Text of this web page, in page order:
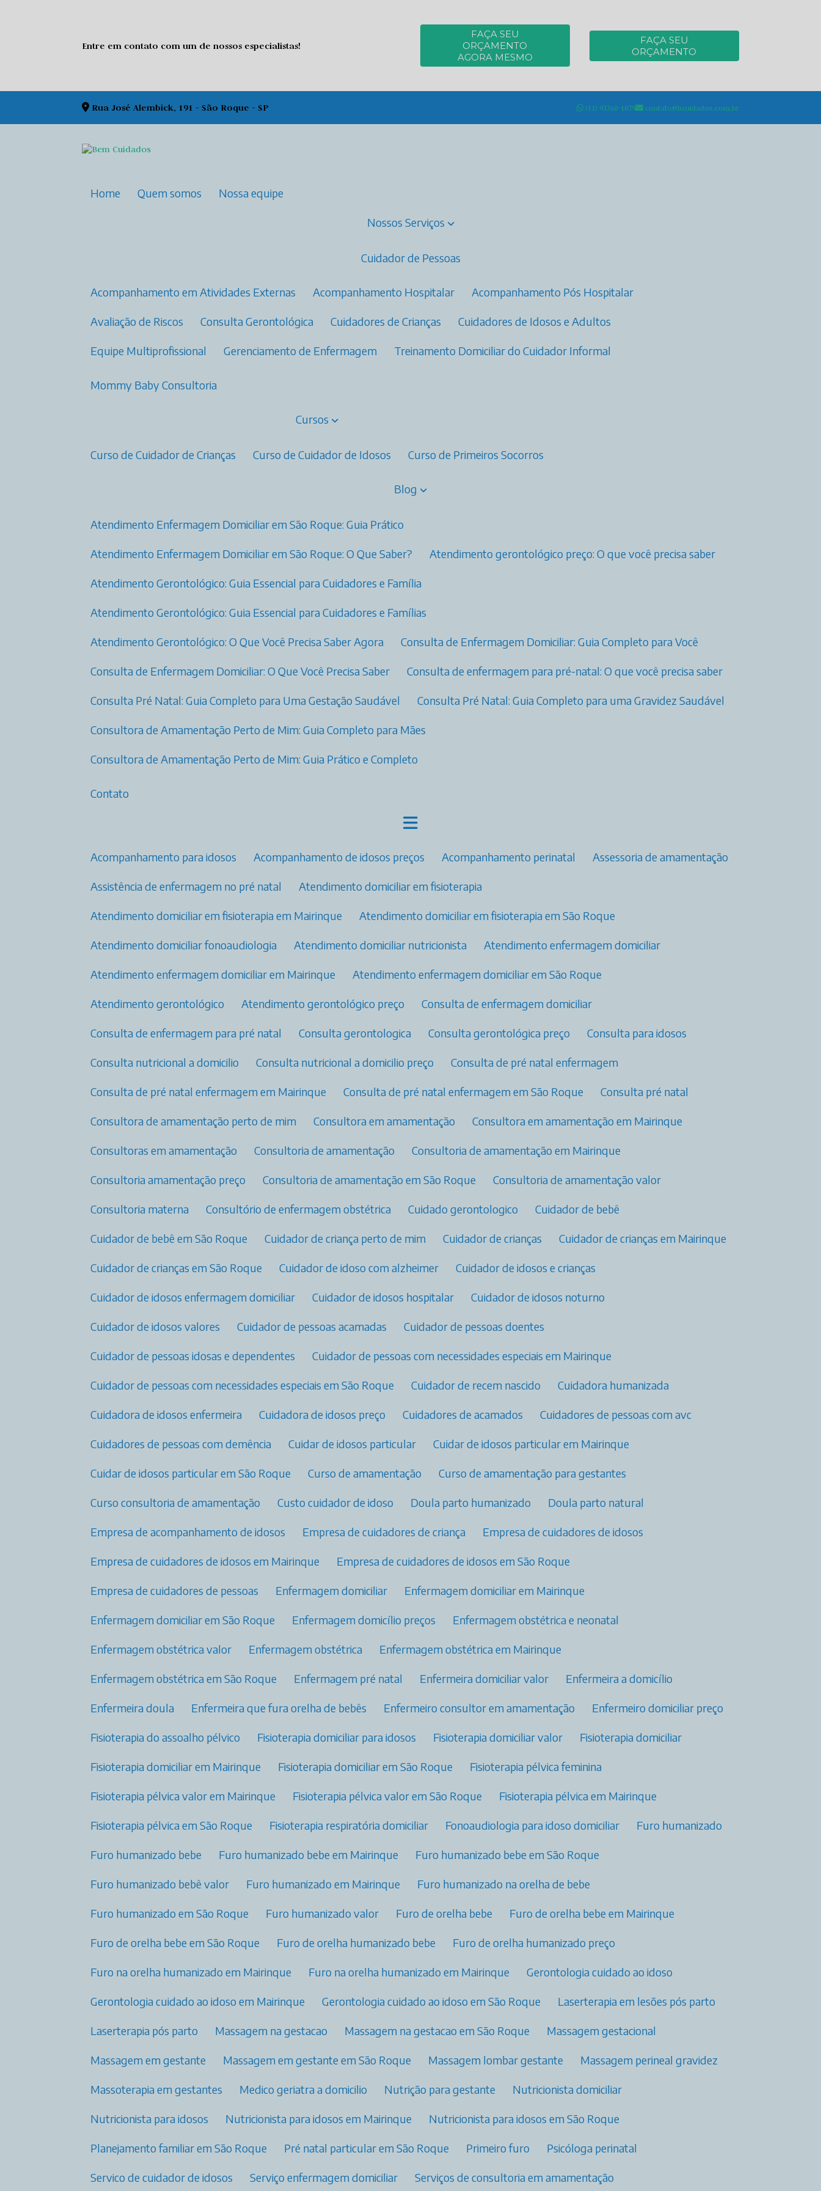
Entre em contato com um de nossos especialistas!
FAÇA SEU
ORÇAMENTO
AGORA MESMO
FAÇA SEU
ORÇAMENTO
Rua José Alembick, 191 - São Roque - SP (11) 93360-1079 contato@bcuidados.com.br
Home Quem somos Nossa equipe
Nossos Serviços
Cuidador de Pessoas
Acompanhamento em Atividades Externas Acompanhamento Hospitalar Acompanhamento Pós Hospitalar
Avaliação de Riscos Consulta Gerontológica Cuidadores de Crianças Cuidadores de Idosos e Adultos
Equipe Multiprofissional Gerenciamento de Enfermagem Treinamento Domiciliar do Cuidador Informal
Mommy Baby Consultoria
Cursos
Curso de Cuidador de Crianças Curso de Cuidador de Idosos Curso de Primeiros Socorros
Blog
Atendimento Enfermagem Domiciliar em São Roque: Guia Prático
Atendimento Enfermagem Domiciliar em São Roque: O Que Saber? Atendimento gerontológico preço: O que você precisa saber
Atendimento Gerontológico: Guia Essencial para Cuidadores e Família
Atendimento Gerontológico: Guia Essencial para Cuidadores e Famílias
Atendimento Gerontológico: O Que Você Precisa Saber Agora Consulta de Enfermagem Domiciliar: Guia Completo para Você
Consulta de Enfermagem Domiciliar: O Que Você Precisa Saber Consulta de enfermagem para pré-natal: O que você precisa saber
Consulta Pré Natal: Guia Completo para Uma Gestação Saudável Consulta Pré Natal: Guia Completo para uma Gravidez Saudável
Consultora de Amamentação Perto de Mim: Guia Completo para Mães
Consultora de Amamentação Perto de Mim: Guia Prático e Completo
Contato
Acompanhamento para idosos Acompanhamento de idosos preços Acompanhamento perinatal Assessoria de amamentação
Assistência de enfermagem no pré natal​ Atendimento domiciliar em fisioterapia
Atendimento domiciliar em fisioterapia em Mairinque Atendimento domiciliar em fisioterapia em São Roque
Atendimento domiciliar fonoaudiologia Atendimento domiciliar nutricionista Atendimento enfermagem domiciliar
Atendimento enfermagem domiciliar em Mairinque Atendimento enfermagem domiciliar em São Roque
Atendimento gerontológico Atendimento gerontológico preço Consulta de enfermagem domiciliar
Consulta de enfermagem para pré natal​ Consulta gerontologica Consulta gerontológica preço Consulta para idosos
Consulta nutricional a domicilio Consulta nutricional a domicilio preço Consulta de pré natal enfermagem​
Consulta de pré natal enfermagem​ em Mairinque Consulta de pré natal enfermagem​ em São Roque Consulta pré natal​
Consultora de amamentação perto de mim Consultora em amamentação​ Consultora em amamentação​ em Mairinque
Consultoras em amamentação​ Consultoria de amamentação Consultoria de amamentação em Mairinque
Consultoria amamentação preço Consultoria de amamentação em São Roque Consultoria de amamentação valor
Consultoria materna Consultório de enfermagem obstétrica​ Cuidado gerontologico Cuidador de bebê
Cuidador de bebê em São Roque Cuidador de criança perto de mim Cuidador de crianças Cuidador de crianças em Mairinque
Cuidador de crianças em São Roque Cuidador de idoso com alzheimer Cuidador de idosos e crianças
Cuidador de idosos enfermagem domiciliar Cuidador de idosos hospitalar Cuidador de idosos noturno
Cuidador de idosos valores Cuidador de pessoas acamadas Cuidador de pessoas doentes
Cuidador de pessoas idosas e dependentes Cuidador de pessoas com necessidades especiais em Mairinque
Cuidador de pessoas com necessidades especiais em São Roque Cuidador de recem nascido Cuidadora humanizada
Cuidadora de idosos enfermeira Cuidadora de idosos preço Cuidadores de acamados Cuidadores de pessoas com avc​
Cuidadores de pessoas com demência Cuidar de idosos particular Cuidar de idosos particular em Mairinque
Cuidar de idosos particular em São Roque Curso de amamentação Curso de amamentação para gestantes
Curso consultoria de amamentação Custo cuidador de idoso Doula parto humanizado Doula parto natural
Empresa de acompanhamento de idosos Empresa de cuidadores de criança Empresa de cuidadores de idosos
Empresa de cuidadores de idosos em Mairinque Empresa de cuidadores de idosos em São Roque
Empresa de cuidadores de pessoas Enfermagem domiciliar Enfermagem domiciliar em Mairinque
Enfermagem domiciliar em São Roque Enfermagem domicílio preços Enfermagem obstétrica e neonatal​
Enfermagem obstétrica valor​ Enfermagem obstétrica​ Enfermagem obstétrica​ em Mairinque
Enfermagem obstétrica​ em São Roque Enfermagem pré natal​ Enfermeira domiciliar valor Enfermeira a domicílio
Enfermeira doula Enfermeira que fura orelha de bebês Enfermeiro consultor em amamentação​ Enfermeiro domiciliar preço
Fisioterapia do assoalho pélvico​ Fisioterapia domiciliar para idosos Fisioterapia domiciliar valor Fisioterapia domiciliar​
Fisioterapia domiciliar​ em Mairinque Fisioterapia domiciliar​ em São Roque Fisioterapia pélvica feminina​
Fisioterapia pélvica valor​ em Mairinque Fisioterapia pélvica valor​ em São Roque Fisioterapia pélvica​ em Mairinque
Fisioterapia pélvica​ em São Roque Fisioterapia respiratória domiciliar Fonoaudiologia para idoso domiciliar Furo humanizado
Furo humanizado bebe Furo humanizado bebe em Mairinque Furo humanizado bebe em São Roque
Furo humanizado bebê valor Furo humanizado em Mairinque Furo humanizado na orelha de bebe​
Furo humanizado em São Roque Furo humanizado valor Furo de orelha bebe Furo de orelha bebe em Mairinque
Furo de orelha bebe em São Roque Furo de orelha humanizado bebe Furo de orelha humanizado preço
Furo na orelha humanizado​ em Mairinque Furo na orelha humanizado​ em Mairinque Gerontologia cuidado ao idoso
Gerontologia cuidado ao idoso em Mairinque Gerontologia cuidado ao idoso em São Roque Laserterapia em lesões pós parto​
Laserterapia pós parto​ Massagem na gestacao Massagem na gestacao em São Roque Massagem gestacional
Massagem em gestante Massagem em gestante em São Roque Massagem lombar gestante Massagem perineal gravidez
Massoterapia em gestantes Medico geriatra a domicilio​ Nutrição para gestante​ Nutricionista domiciliar
Nutricionista para idosos​ Nutricionista para idosos​ em Mairinque Nutricionista para idosos​ em São Roque
Planejamento familiar​ em São Roque Pré natal particular​ em São Roque Primeiro furo Psicóloga perinatal​
Servico de cuidador de idosos Serviço enfermagem domiciliar Serviços de consultoria em amamentação​